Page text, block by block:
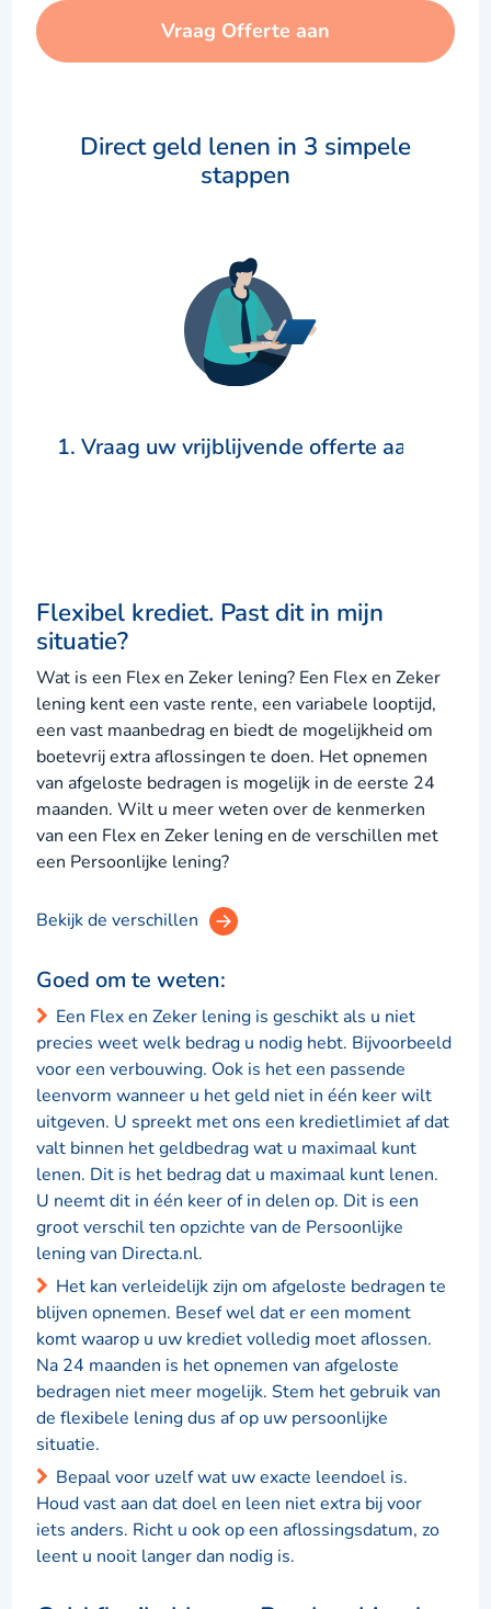
Vraag Offerte aan
Direct geld lenen in 3 simpele
stappen
1. Vraag uw vrijblijvende offerte aan
Flexibel krediet. Past dit in mijn
situatie?
Wat is een Flex en Zeker lening? Een Flex en Zeker
lening kent een vaste rente, een variabele looptijd,
een vast maanbedrag en biedt de mogelijkheid om
boetevrij extra aflossingen te doen. Het opnemen
van afgeloste bedragen is mogelijk in de eerste 24
maanden. Wilt u meer weten over de kenmerken
van een Flex en Zeker lening en de verschillen met
een Persoonlijke lening?
Bekijk de verschillen
Goed om te weten:
Een Flex en Zeker lening is geschikt als u niet
precies weet welk bedrag u nodig hebt. Bijvoorbeeld
voor een verbouwing. Ook is het een passende
leenvorm wanneer u het geld niet in één keer wilt
uitgeven. U spreekt met ons een kredietlimiet af dat
valt binnen het geldbedrag wat u maximaal kunt
lenen. Dit is het bedrag dat u maximaal kunt lenen.
U neemt dit in één keer of in delen op. Dit is een
groot verschil ten opzichte van de Persoonlijke
lening van Directa.nl.
Het kan verleidelijk zijn om afgeloste bedragen te
blijven opnemen. Besef wel dat er een moment
komt waarop u uw krediet volledig moet aflossen.
Na 24 maanden is het opnemen van afgeloste
bedragen niet meer mogelijk. Stem het gebruik van
de flexibele lening dus af op uw persoonlijke
situatie.
Bepaal voor uzelf wat uw exacte leendoel is.
Houd vast aan dat doel en leen niet extra bij voor
iets anders. Richt u ook op een aflossingsdatum, zo
leent u nooit langer dan nodig is.